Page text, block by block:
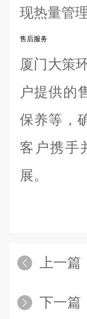
现热量管
售后服务
厦门大策
户提供的
保养等，
客户携手
展。
上一篇
下一篇